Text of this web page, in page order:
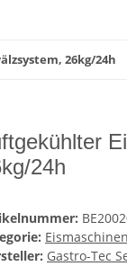
26kg/24h
24h
Eismaschinen
Gastro-Tec